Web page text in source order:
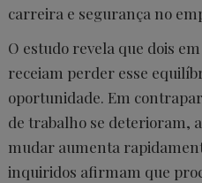
carreira e segurança no
O estudo revela que dois
receiam perder esse
oportunidade. Em
de trabalho se deterioram,
mudar aumenta
inquiridos afirmam que